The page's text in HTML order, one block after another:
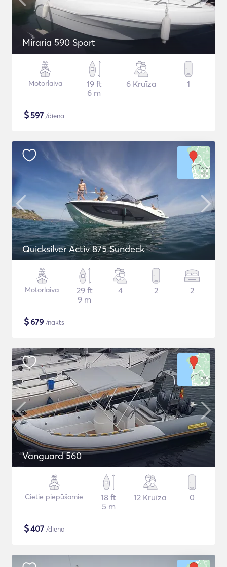
Miraria 590 Sport
Motorlaiva
19 ft
6 m
6 Kruīza 1
$597 /diena
Quicksilver Activ 875 Sundeck
Motorlaiva
29 ft
9 m
4 2 2
$679 /nakts
Vanguard 560
Cietie piepūšamie
18 ft
5 m
12 Kruīza 0
$407 /diena